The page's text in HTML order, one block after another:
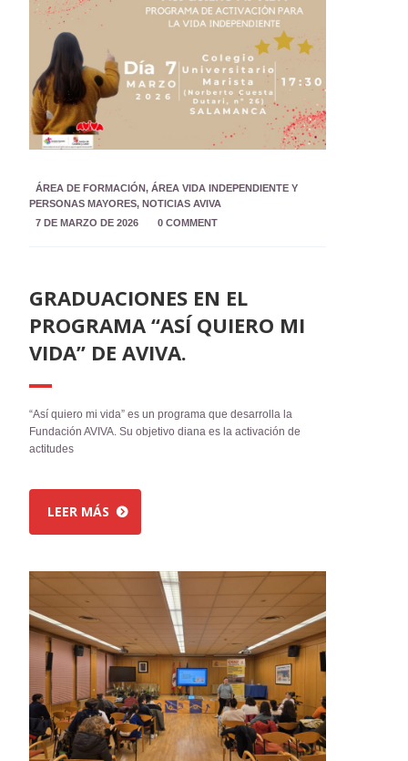
ÁREA DE FORMACIÓN,ÁREA VIDA INDEPENDIENTE Y
PERSONAS MAYORES,NOTICIAS AVIVA
7 DE MARZO DE 2026
0 COMMENT
GRADUACIONES EN EL
PROGRAMA “ASÍ QUIERO MI
VIDA” DE AVIVA.
“Así quiero mi vida” es un programa que desarrolla la
Fundación AVIVA. Su objetivo diana es la activación de
actitudes
LEER MÁS